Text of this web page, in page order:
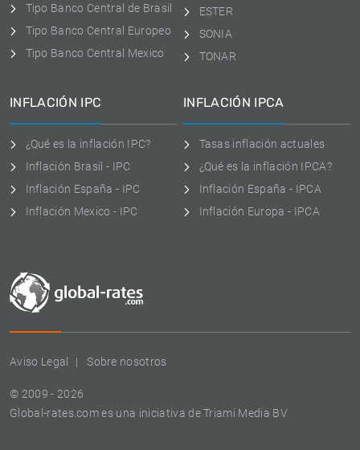
Aviso Legal Sobre nosotros
© 2009 - 2026
Global-rates.com es una iniciativa de Triami Media BV
Tipo Banco Central de Brasil
Tipo Banco Central Europeo
Tipo Banco Central Mexico
ESTER
SONIA
TONAR
INFLACIÓN IPC
¿Qué es la inflación IPC?
Inflación Brasil - IPC
Inflación España - IPC
Inflación Mexico - IPC
INFLACIÓN IPCA
Tasas inflación actuales
¿Qué es la inflación IPCA?
Inflación España - IPCA
Inflación Europa - IPCA